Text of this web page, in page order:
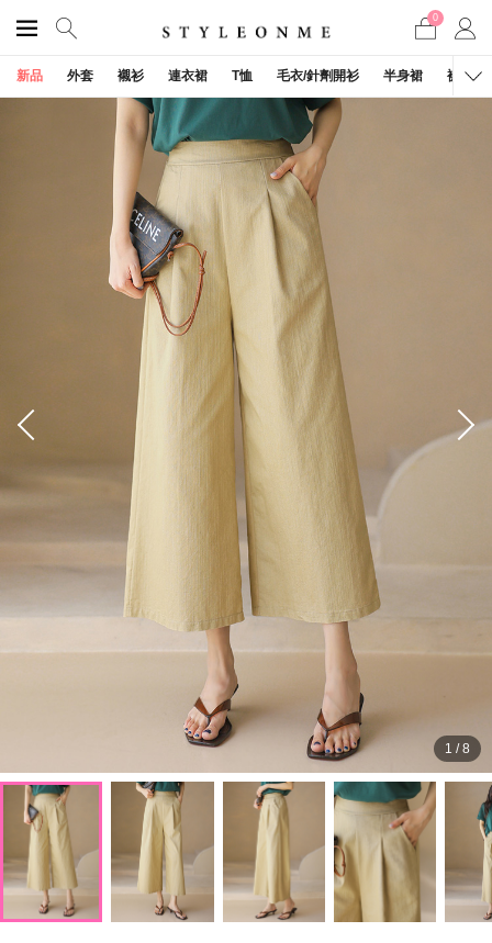
0
新品 外套 襯衫 連衣裙 T恤 毛衣/針劑開衫 半身裙 褲子
1 /8